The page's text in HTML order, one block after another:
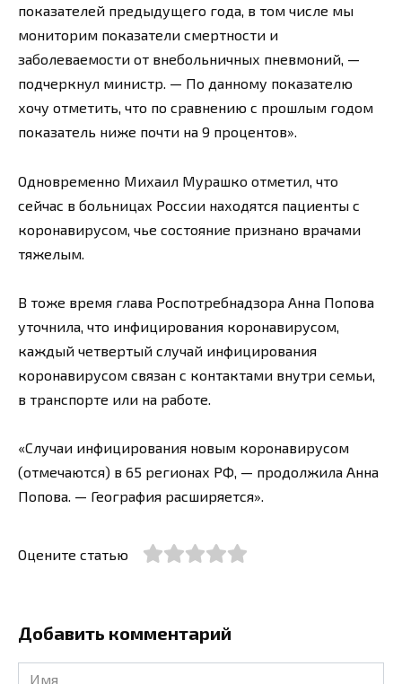
показателей предыдущего года, в том числе мы
мониторим показатели смертности и
заболеваемости от внебольничных пневмоний, —
подчеркнул министр. — По данному показателю
хочу отметить, что по сравнению с прошлым годом
показатель ниже почти на 9 процентов».
Одновременно Михаил Мурашко отметил, что
сейчас в больницах России находятся пациенты с
коронавирусом, чье состояние признано врачами
тяжелым.
В тоже время глава Роспотребнадзора Анна Попова
уточнила, что инфицирования коронавирусом,
каждый четвертый случай инфицирования
коронавирусом связан с контактами внутри семьи,
в транспорте или на работе.
«Случаи инфицирования новым коронавирусом
(отмечаются) в 65 регионах РФ, — продолжила Анна
Попова. — География расширяется».
Оцените статью
Добавить комментарий
Имя